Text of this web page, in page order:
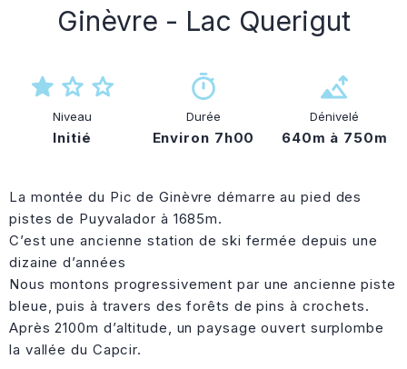
Ginèvre - Lac Querigut
Niveau
Initié
Durée
Environ 7h00
Dénivelé
640m à 750m
La montée du Pic de Ginèvre démarre au pied des
pistes de Puyvalador à 1685m.
C’est une ancienne station de ski fermée depuis une
dizaine d’années
Nous montons progressivement par une ancienne piste
bleue, puis à travers des forêts de pins à crochets.
Après 2100m d’altitude, un paysage ouvert surplombe
la vallée du Capcir.